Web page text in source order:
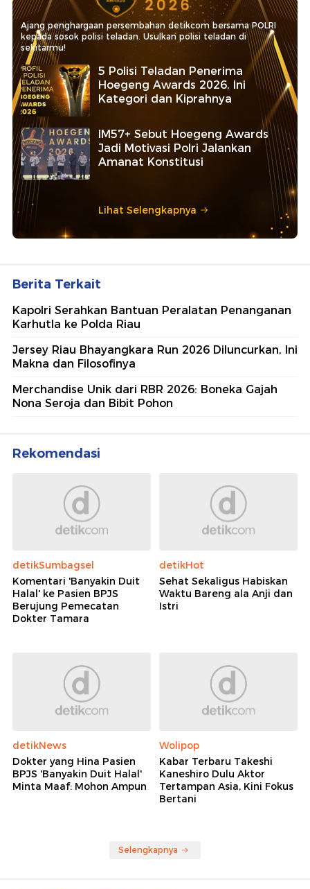
Ajang penghargaan persembahan detikcom bersama POLRI
kepada sosok polisi teladan. Usulkan polisi teladan di
sekitarmu!
5 Polisi Teladan Penerima
Hoegeng Awards 2026, Ini
Kategori dan Kiprahnya
IM57+ Sebut Hoegeng Awards
Jadi Motivasi Polri Jalankan
Amanat Konstitusi
Lihat Selengkapnya
Berita Terkait
Kapolri Serahkan Bantuan Peralatan Penanganan
Karhutla ke Polda Riau
Jersey Riau Bhayangkara Run 2026 Diluncurkan, Ini
Makna dan Filosofinya
Merchandise Unik dari RBR 2026: Boneka Gajah
Nona Seroja dan Bibit Pohon
Rekomendasi
detikSumbagsel
Komentari 'Banyakin Duit
Halal' ke Pasien BPJS
Berujung Pemecatan
Dokter Tamara
detikHot
Sehat Sekaligus Habiskan
Waktu Bareng ala Anji dan
Istri
detikNews
Dokter yang Hina Pasien
BPJS 'Banyakin Duit Halal'
Minta Maaf: Mohon Ampun
Wolipop
Kabar Terbaru Takeshi
Kaneshiro Dulu Aktor
Tertampan Asia, Kini Fokus
Bertani
Selengkapnya